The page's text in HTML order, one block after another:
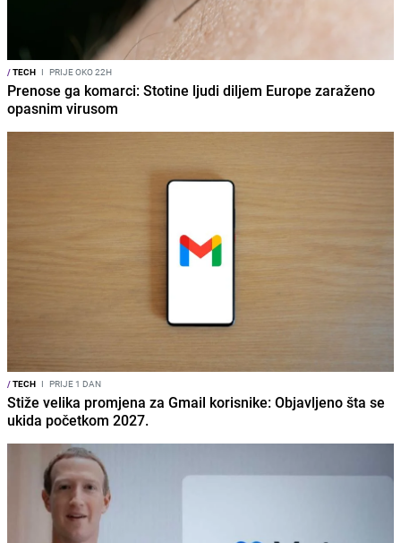
/TECH I PRIJE OKO 22H
Prenose ga komarci: Stotine ljudi diljem Europe zaraženo
opasnim virusom
/TECH I PRIJE 1 DAN
Stiže velika promjena za Gmail korisnike: Objavljeno šta se
ukida početkom 2027.